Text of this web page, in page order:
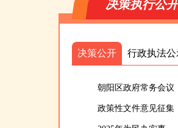
决策执行公开
决策公开 行政执法公
朝阳区政府常务会议
政策性文件意见征集